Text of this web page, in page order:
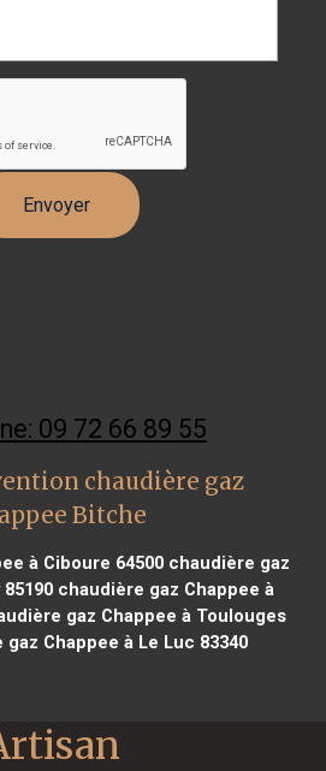
09 72 66 89 55
chaudière gaz
Bitche
à Ciboure 64500 chaudière gaz
chaudière gaz Chappee à
gaz Chappee à Toulouges
Chappee à Le Luc 83340